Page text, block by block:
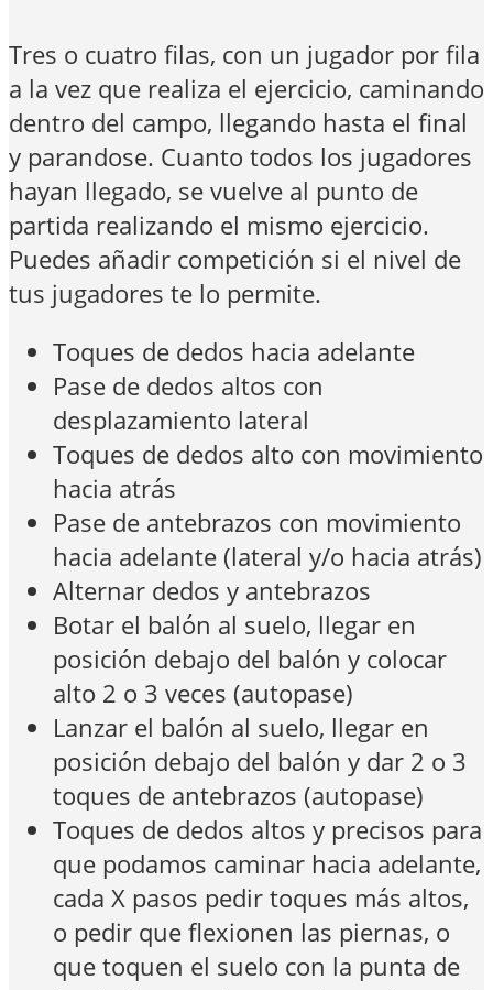
Tres o cuatro filas, con un jugador por fila
a la vez que realiza el ejercicio, caminando
dentro del campo, llegando hasta el final
y parandose. Cuanto todos los jugadores
hayan llegado, se vuelve al punto de
partida realizando el mismo ejercicio.
Puedes añadir competición si el nivel de
tus jugadores te lo permite.
Toques de dedos hacia adelante
Pase de dedos altos con
desplazamiento lateral
Toques de dedos alto con movimiento
hacia atrás
Pase de antebrazos con movimiento
hacia adelante (lateral y/o hacia atrás)
Alternar dedos y antebrazos
Botar el balón al suelo, llegar en
posición debajo del balón y colocar
alto 2 o 3 veces (autopase)
Lanzar el balón al suelo, llegar en
posición debajo del balón y dar 2 o 3
toques de antebrazos (autopase)
Toques de dedos altos y precisos para
que podamos caminar hacia adelante,
cada X pasos pedir toques más altos,
o pedir que flexionen las piernas, o
que toquen el suelo con la punta de